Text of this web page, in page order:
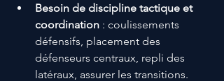
Besoin de discipline tactique et
coordination : coulissements
défensifs, placement des
défenseurs centraux, repli des
latéraux, assurer les transitions.